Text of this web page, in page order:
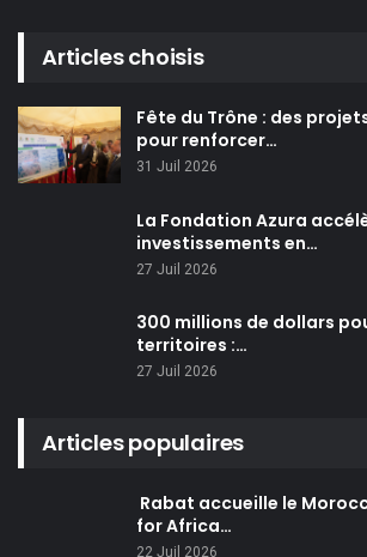
Articles choisis
Fête du Trône : des
pour renforcer…
31 Juil 2026
La Fondation Azura
investissements en…
27 Juil 2026
300 millions de dollars
territoires :…
27 Juil 2026
Articles populaires
Rabat accueille le
for Africa…
22 Juil 2026